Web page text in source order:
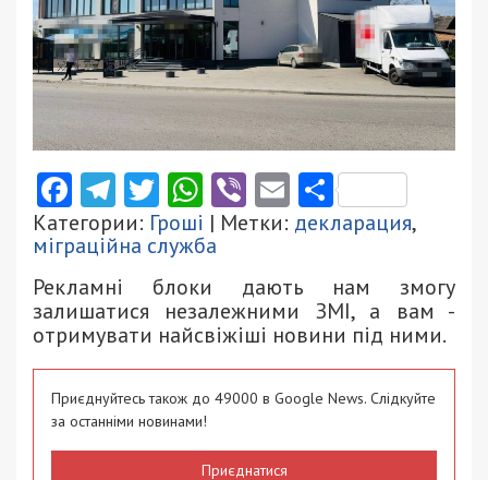
Facebook
Telegram
Twitter
WhatsApp
ViberEmail
Категории: Гроші | Метки: декларация,
міграційна служба
Рекламні блоки дають нам змогу
залишатися незалежними ЗМІ, а вам -
отримувати найсвіжіші новини під ними.
Приєднуйтесь також до 49000 в Google News. Слідкуйте
за останніми новинами!
Приєднатися